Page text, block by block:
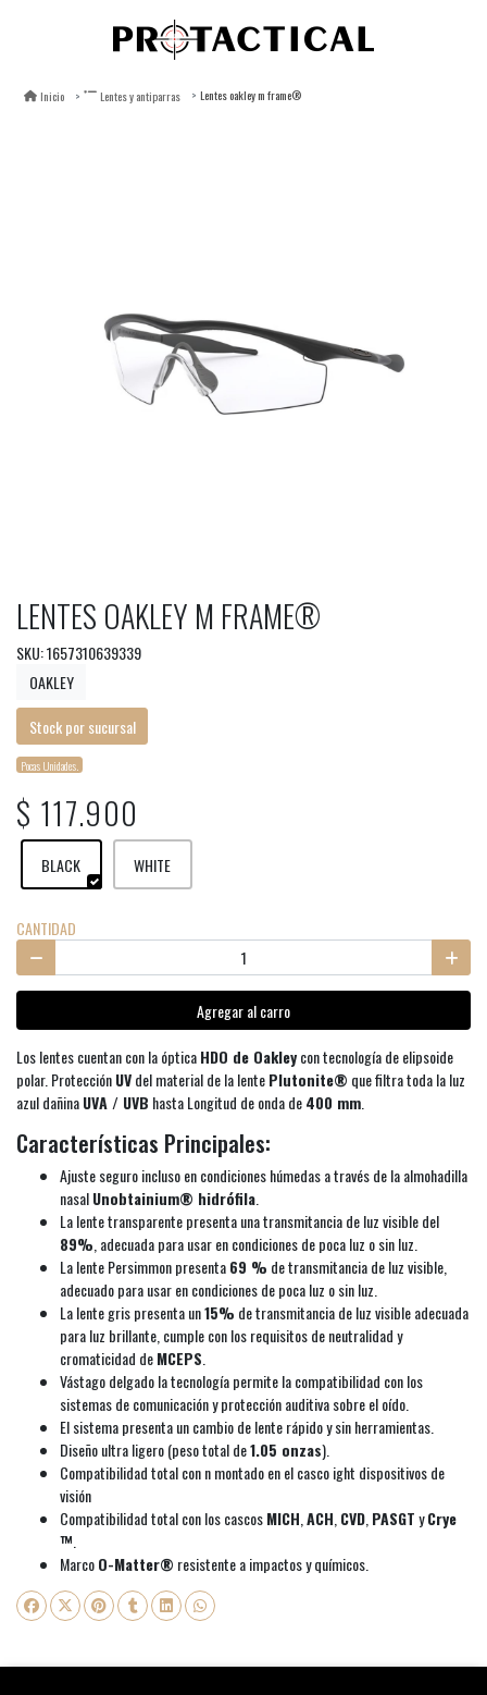
Inicio Lentes y antiparras Lentes oakley m frame®
LENTES OAKLEY M FRAME®
SKU: 1657310639339
OAKLEY
Stock por sucursal
Pocas Unidades.
$ 117.900
BLACK WHITE
CANTIDAD
Agregar al carro
Los lentes cuentan con la ópticaHDO de Oakleycon tecnología de elipsoide
polar. ProtecciónUVdel material de la lentePlutonite® que filtra toda la luz
azul dañinaUVA / UVB hasta Longitud de onda de400 mm
Características Principales:
Ajuste seguro incluso en condiciones húmedas a través de la almohadilla
nasalUnobtainium® hidrófila
La lente transparente presenta una transmitancia de luz visible del
89% , adecuada para usar en condiciones de poca luz o sin luz.
La lente Persimmon presenta69 % de transmitancia de luz visible,
adecuado para usar en condiciones de poca luz o sin luz.
La lente gris presenta un15% de transmitancia de luz visible adecuada
para luz brillante, cumple con los requisitos de neutralidad y
cromaticidad deMCEPS
Vástago delgado la tecnología permite la compatibilidad con los
sistemas de comunicación y protección auditiva sobre el oído.
El sistema presenta un cambio de lente rápido y sin herramientas.
Diseño ultra ligero (peso total de1.05 onzas).
Compatibilidad total con n montado en el casco ight dispositivos de
visión
Compatibilidad total con los cascosMICH ACH CVD PASGTyCrye
™
MarcoO-Matter® resistente a impactos y químicos.